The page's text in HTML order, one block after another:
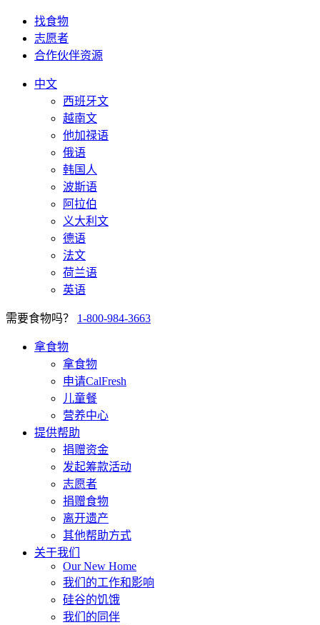
找食物
志愿者
合作伙伴资源
中文
西班牙文
越南文
他加禄语
俄语
韩国人
波斯语
阿拉伯
义大利文
德语
法文
荷兰语
英语
需要食物吗？ 1-800-984-3663
拿食物
拿食物
申请CalFresh
儿童餐
营养中心
提供帮助
捐赠资金
发起筹款活动
志愿者
捐赠食物
离开遗产
其他帮助方式
关于我们
Our New Home
我们的工作和影响
硅谷的饥饿
我们的同伴